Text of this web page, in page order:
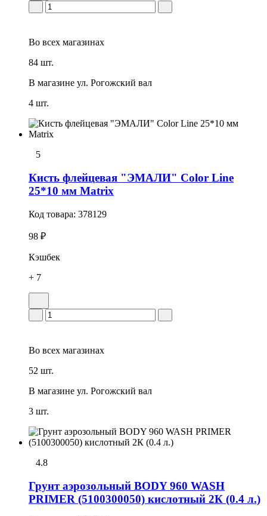
Во всех магазинах
84 шт.
В магазине ул. Рогожский вал
4 шт.
5
Кисть флейцевая "ЭМАЛИ" Color Line
25*10 мм Matrix
Код товара: 378129
98 ₽
Кэшбек
+ 7
Во всех магазинах
52 шт.
В магазине ул. Рогожский вал
3 шт.
4.8
Грунт аэрозольный BODY 960 WASH
PRIMER (5100300050) кислотный 2К (0.4 л.)